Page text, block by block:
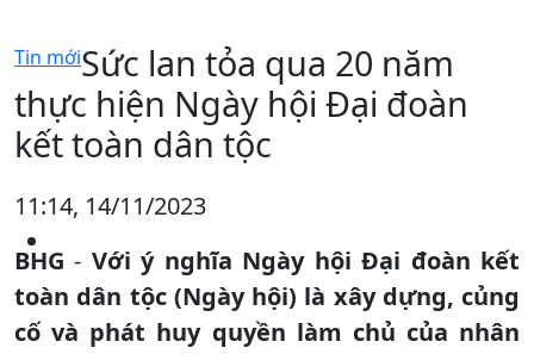
Tin mớiSức lan tỏa qua 20 năm
thực hiện Ngày hội Đại đoàn
kết toàn dân tộc
11:14, 14/11/2023
BHG - Với ý nghĩa Ngày hội Đại đoàn kết
toàn dân tộc (Ngày hội) là xây dựng, củng
cố và phát huy quyền làm chủ của nhân